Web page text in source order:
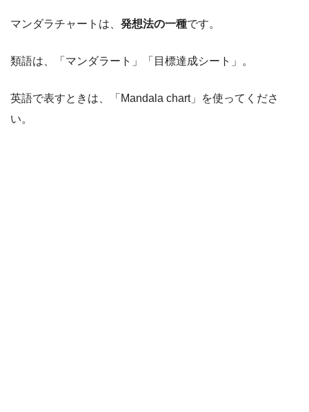
マンダラチャートは、 発想法の一種です。
類語は、「マンダラート」「目標達成シート」。
英語で表すときは、「Mandala chart」を使ってくださ
い。